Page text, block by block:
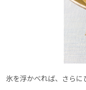
氷を浮かべれば、さらに